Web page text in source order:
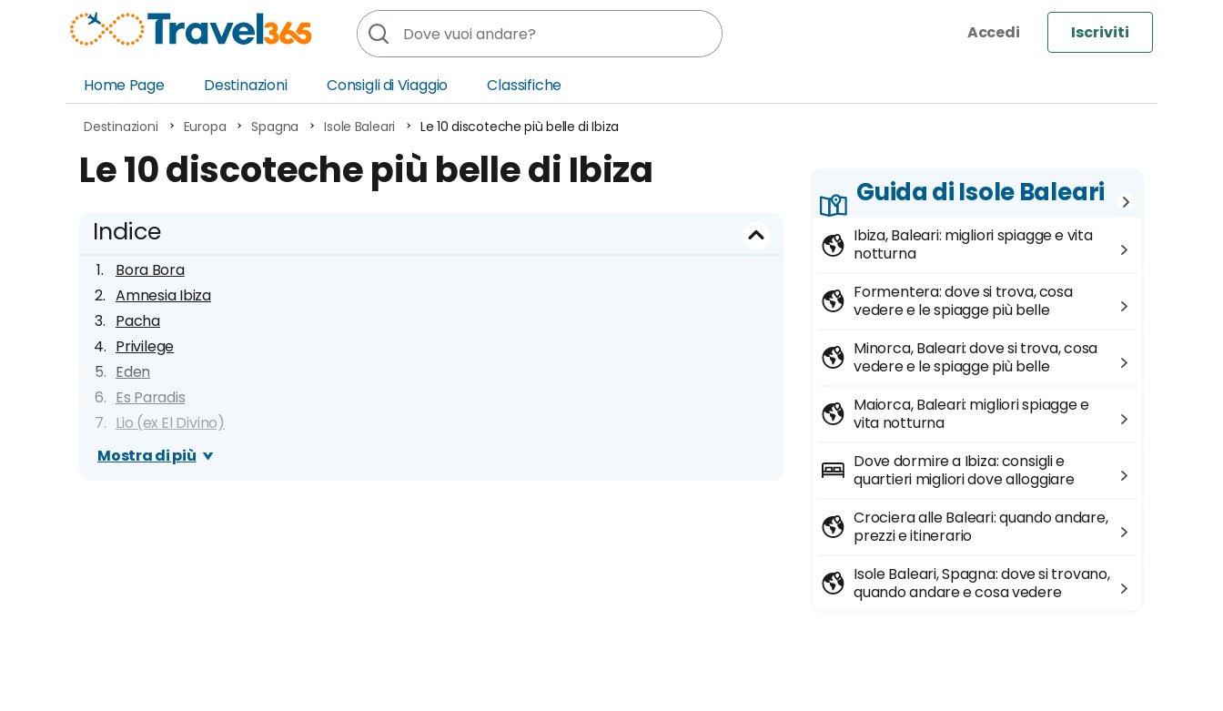
Iscriviti
Home Page
Destinazioni
Asia
Oceania
Nord America
America Centrale
Consigli di Viaggio Classifiche
Destinazioni Europa Spagna Isole Baleari Le 10 discoteche più belle di Ibiza
Le 10 discoteche più belle di Ibiza
Indice
Bora Bora
Amnesia Ibiza
Pacha
Privilege
Eden
Es Paradis
Lio (ex El Divino)
Swag
Mostra di più
Guida di Isole Baleari
Ibiza, Baleari: migliori spiagge e vita
notturna
Formentera: dove si trova, cosa
vedere e le spiagge più belle
Minorca, Baleari: dove si trova, cosa
vedere e le spiagge più belle
Maiorca, Baleari: migliori spiagge e
vita notturna
Dove dormire a Ibiza: consigli e
quartieri migliori dove alloggiare
Crociera alle Baleari: quando andare,
prezzi e itinerario
Isole Baleari, Spagna: dove si trovano,
quando andare e cosa vedere